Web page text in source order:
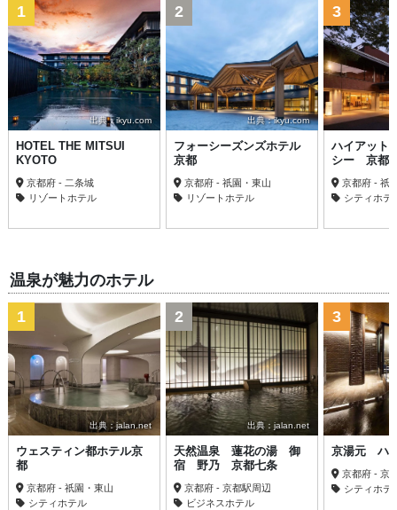
出典：ikyu.com
1
HOTEL THE MITSUI
KYOTO
京都府 - 二条城
リゾートホテル
出典：ikyu.com
2
フォーシーズンズホテル
京都
京都府 - 祇園・東山
リゾートホテル
3
ハイアット
シー 京都
京都府 - 祇
シティホテ
温泉が魅力のホテル
出典：jalan.net
1
ウェスティン都ホテル京
都
京都府 - 祇園・東山
シティホテル
出典：jalan.net
2
天然温泉 蓮花の湯 御
宿 野乃 京都七条
京都府 - 京都駅周辺
ビジネスホテル
3
京湯元 ハ
京都府 - 京
シティホテ